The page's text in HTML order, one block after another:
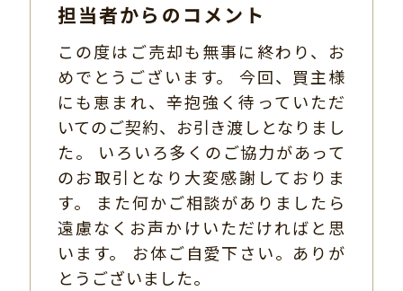
担当者からのコメント
この度はご売却も無事に終わり、お
めでとうございます。 今回、買主様
にも恵まれ、辛抱強く待っていただ
いてのご契約、お引き渡しとなりまし
た。 いろいろ多くのご協力があって
のお取引となり大変感謝しておりま
す。 また何かご相談がありましたら
遠慮なくお声かけいただければと思
います。 お体ご自愛下さい。ありが
とうございました。